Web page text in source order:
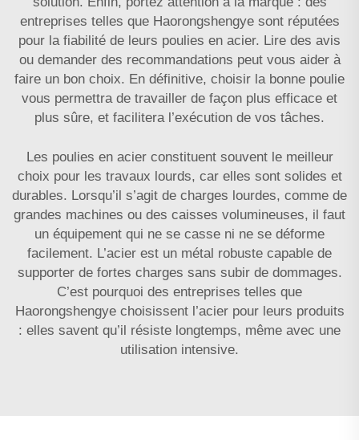
entreprises telles que Haorongshengye sont réputées
pour la fiabilité de leurs poulies en acier. Lire des avis
ou demander des recommandations peut vous aider à
faire un bon choix. En définitive, choisir la bonne poulie
vous permettra de travailler de façon plus efficace et
plus sûre, et facilitera l’exécution de vos tâches.
Les poulies en acier constituent souvent le meilleur
choix pour les travaux lourds, car elles sont solides et
durables. Lorsqu’il s’agit de charges lourdes, comme de
grandes machines ou des caisses volumineuses, il faut
un équipement qui ne se casse ni ne se déforme
facilement. L’acier est un métal robuste capable de
supporter de fortes charges sans subir de dommages.
C’est pourquoi des entreprises telles que
Haorongshengye choisissent l’acier pour leurs produits
: elles savent qu’il résiste longtemps, même avec une
utilisation intensive.